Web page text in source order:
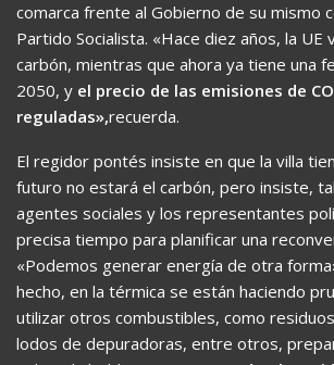
comarca frente al Gobierno de su mismo
Partido Socialista. «Hace diez años, la UE
carbón, mientras que ahora ya tiene una
2050, y el precio de las emisiones de
reguladas»,recuerda.
El regidor pontés insiste en que la villa
futuro no estará el carbón, pero insiste,
agentes sociales y los representantes
precisa tiempo para planificar una
«Podemos generar energía de otra
hecho, en la térmica se están haciendo
utilizar otros combustibles, como
lodos de depuradoras, entre otros,